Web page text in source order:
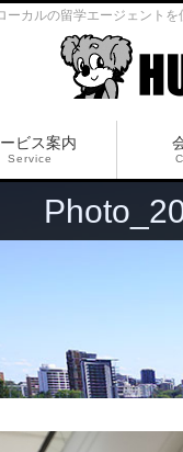
ーカルの留学エージェント
ビス案内
Service